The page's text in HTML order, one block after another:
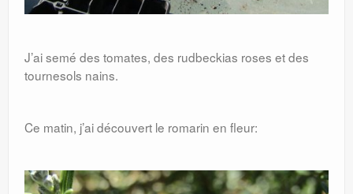
J’ai semé des tomates, des rudbeckias roses et des
tournesols nains.
Ce matin, j’ai découvert le romarin en fleur: